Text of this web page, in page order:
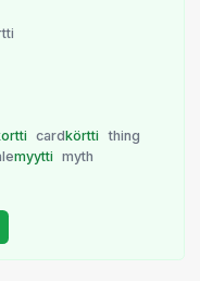
cardkörtti
thing
myytti
myth